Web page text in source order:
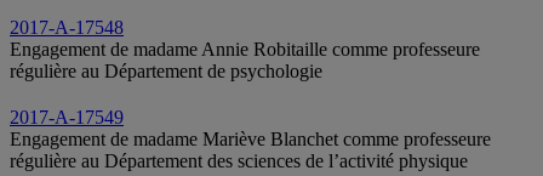
2017-A-17548
Engagement de madame Annie Robitaille comme professeure
régulière au Département de psychologie
2017-A-17549
Engagement de madame Mariève Blanchet comme professeure
régulière au Département des sciences de l’activité physique